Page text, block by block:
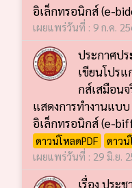
อิเล็กทรอนิกส์ (e-
เผยแพร่วันที่ : 9 ก.ค.
ประกาศป
เขียนโปร
กส์เสมือน
แสดงการทำงานแบ
อิเล็กทรอนิกส์ (e-
ดาวน์โหลดPDF
ดาวน์
เผยแพร่วันที่ : 29 มิ.ย.
เรื่อง ประ